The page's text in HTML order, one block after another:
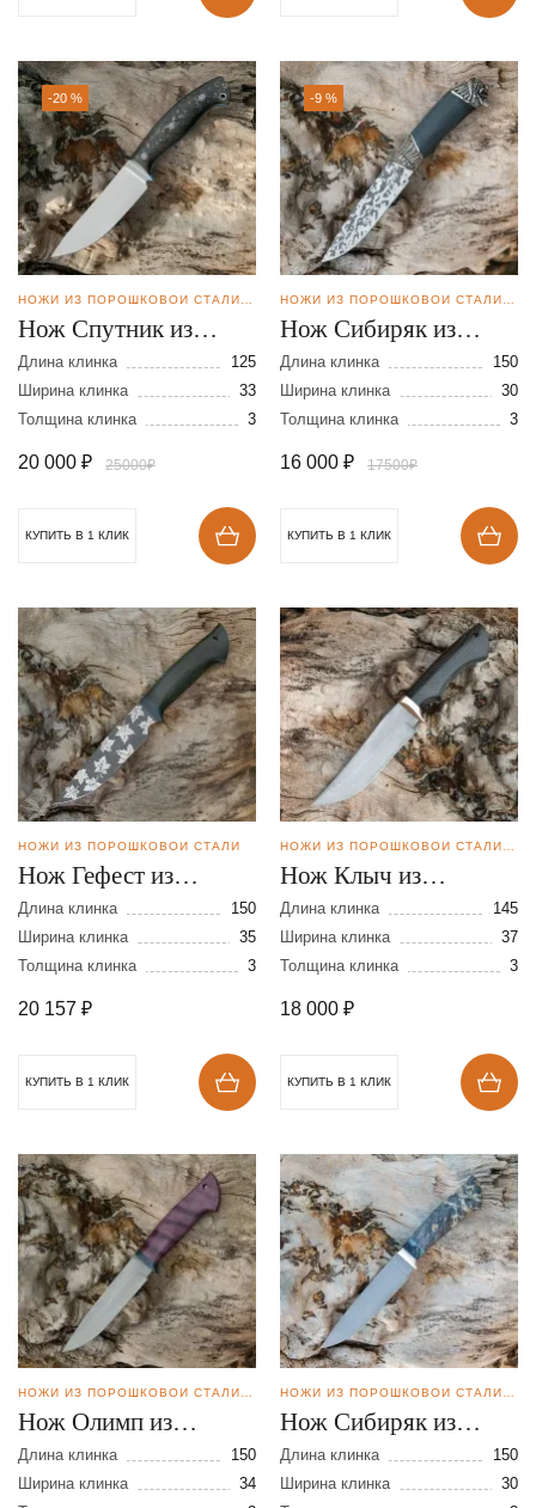
-20 %
Нож Спутник из
порошковой стали
М-398
Длина клинка
125
Ширина клинка
33
Толщина клинка
3
20 000 ₽ 25000₽
КУПИТЬ В 1 КЛИК
-9 %
Нож Сибиряк из
порошковой стали
М-398
Длина клинка
150
Ширина клинка
30
Толщина клинка
3
16 000 ₽ 17500₽
КУПИТЬ В 1 КЛИК
НОЖИ ИЗ ПОРОШКОВОЙ СТАЛИ
Нож Гефест из
порошковой стали
М398
Длина клинка
150
Ширина клинка
35
Толщина клинка
3
20 157 ₽
КУПИТЬ В 1 КЛИК
Нож Клыч из
порошковой стали
М-398
Длина клинка
145
Ширина клинка
37
Толщина клинка
3
18 000 ₽
КУПИТЬ В 1 КЛИК
Нож Олимп из
порошковой стали
М-398
Длина клинка
150
Ширина клинка
34
Нож Сибиряк из
порошковой стали
М-398
Длина клинка
150
Ширина клинка
30